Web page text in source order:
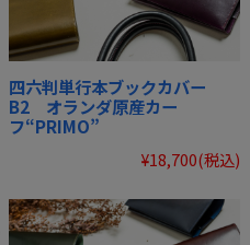
四六判単行本ブックカバー
B2 オランダ原産カー
フ“PRIMO”
¥18,700(税込)